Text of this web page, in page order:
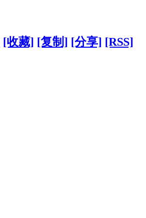
[收藏] [复制] [分享] [RSS]